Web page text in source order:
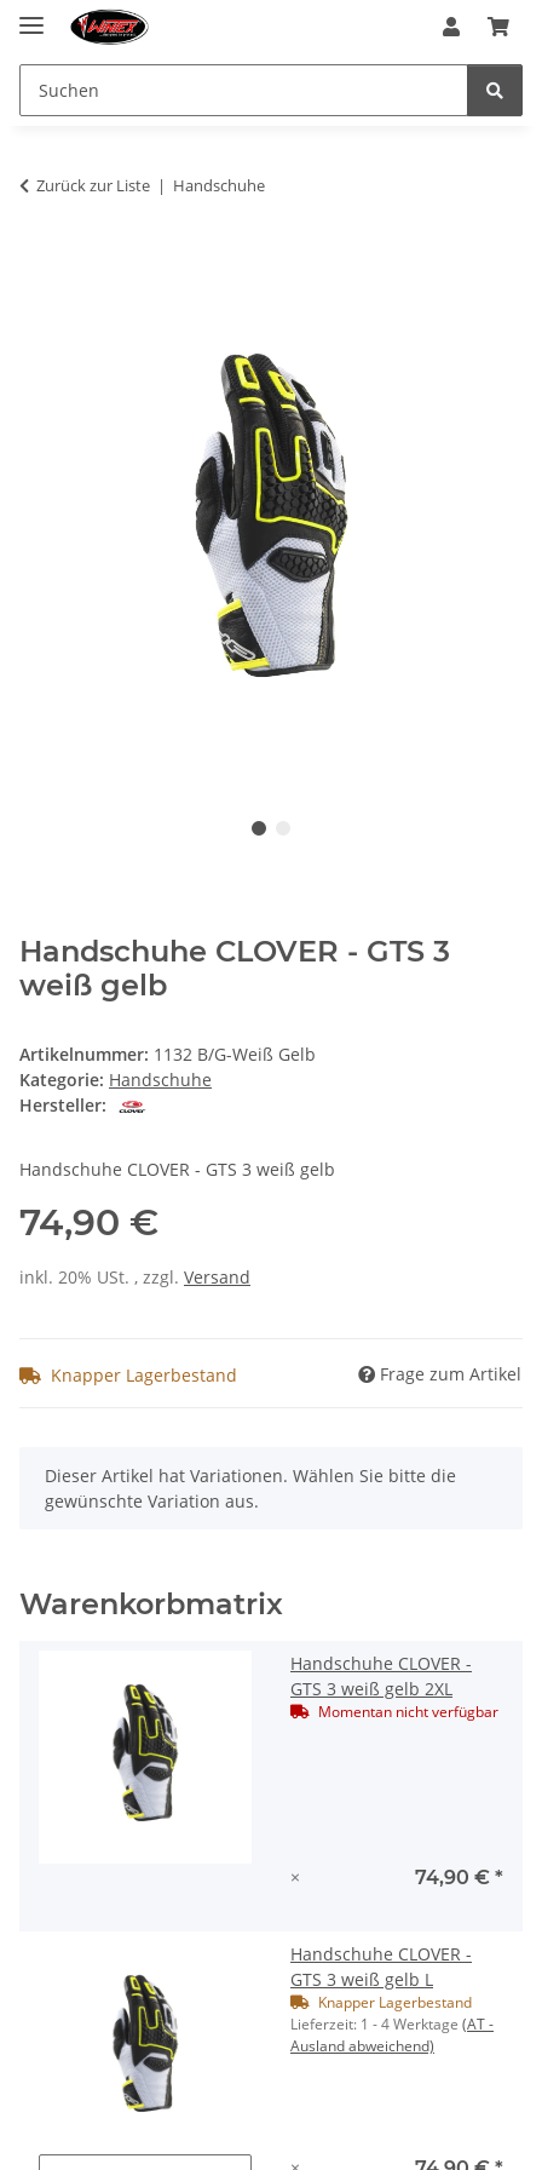
Zurück zur Liste Handschuhe
Handschuhe CLOVER - GTS 3
weiß gelb
Artikelnummer: 1132 B/G-Weiß Gelb
Kategorie: Handschuhe
Hersteller:
Handschuhe CLOVER - GTS 3 weiß gelb
74,90 €
inkl. 20% USt. , zzgl. Versand
Knapper Lagerbestand Frage zum Artikel
x
Dieser Artikel hat Variationen. Wählen Sie bitte die
gewünschte Variation aus.
Warenkorbmatrix
Handschuhe CLOVER -
GTS 3 weiß gelb 2XL
Momentan nicht verfügbar
× 74,90 € *
Handschuhe CLOVER -
GTS 3 weiß gelb L
Knapper Lagerbestand
Lieferzeit: 1 - 4 Werktage (AT -
Ausland abweichend)